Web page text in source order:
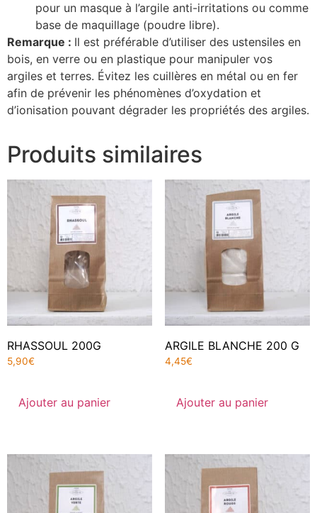
pour un masque à l’argile anti-irritations ou comme
base de maquillage (poudre libre).
Remarque : Il est préférable d’utiliser des ustensiles en
bois, en verre ou en plastique pour manipuler vos
argiles et terres. Évitez les cuillères en métal ou en fer
afin de prévenir les phénomènes d’oxydation et
d’ionisation pouvant dégrader les propriétés des argiles.
Produits similaires
RHASSOUL 200G
5,90€
Ajouter au panier
ARGILE BLANCHE 200 G
4,45€
Ajouter au panier